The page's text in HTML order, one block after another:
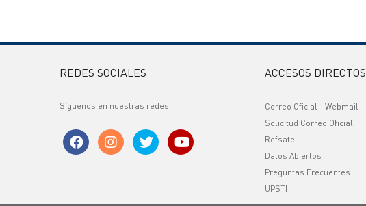
REDES SOCIALES
Síguenos en nuestras redes
ACCESOS DIRECTOS
Correo Oficial - Webmail
Solicitud Correo Oficial
Refsatel
Datos Abiertos
Preguntas Frecuentes
UPSTI